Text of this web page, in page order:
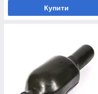
Купити